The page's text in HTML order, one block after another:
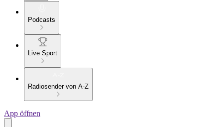
Podcasts
Live Sport
Radiosender von A-Z
App öffnen